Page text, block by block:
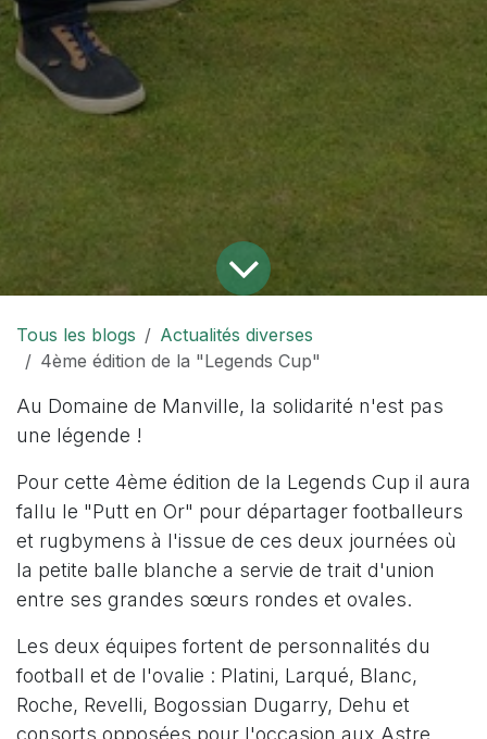
Tous les blogs
Actualités diverses
4ème édition de la "Legends Cup"
Au Domaine de Manville, la solidarité n'est pas
une légende !
Pour cette 4ème édition de la Legends Cup il aura
fallu le "Putt en Or" pour départager footballeurs
et rugbymens à l'issue de ces deux journées où
la petite balle blanche a servie de trait d'union
entre ses grandes sœurs rondes et ovales.
Les deux équipes fortent de personnalités du
football et de l'ovalie : Platini, Larqué, Blanc,
Roche, Revelli, Bogossian Dugarry, Dehu et
consorts opposées pour l'occasion aux Astre,